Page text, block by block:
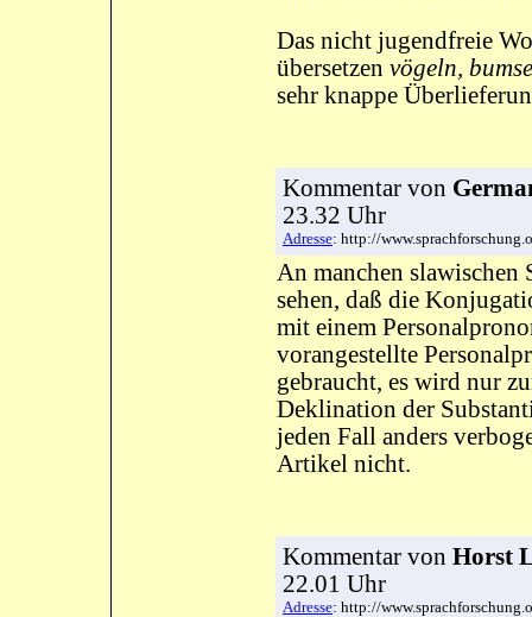
Das nicht jugendfreie
übersetzen vögeln,
sehr knappe
Kommentar von
23.32 Uhr
Adresse: http://
An manchen slawischen
sehen, daß die
mit einem
vorangestellte
gebraucht, es wird nur
Deklination der
jeden Fall anders
Artikel nicht.
Kommentar von Horst
22.01 Uhr
Adresse: http://